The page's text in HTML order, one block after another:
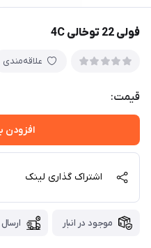
فولی 22 توخالی 4C
علاقه‌مندی
قیمت:
افزودن
اشتراک گذاری لینک
موجود در انبار